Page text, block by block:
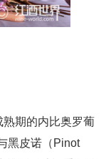
熟期的内比奥罗葡
黑皮诺（Pinot